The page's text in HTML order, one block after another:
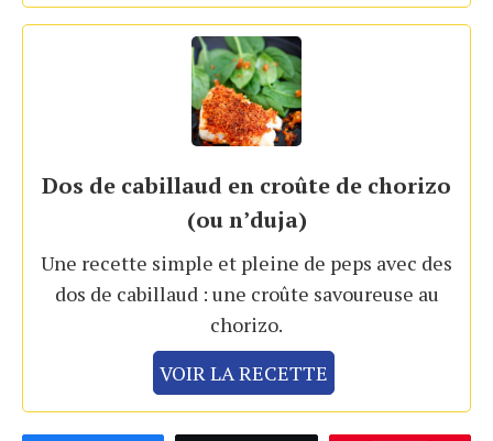
Dos de cabillaud en croûte de chorizo
(ou n’duja)
Une recette simple et pleine de peps avec des
dos de cabillaud : une croûte savoureuse au
chorizo.
VOIR LA RECETTE